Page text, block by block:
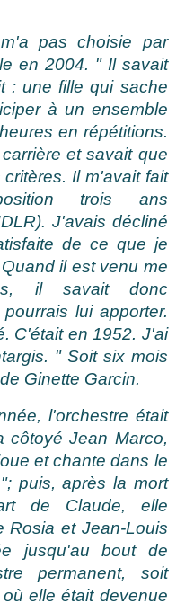
pas choisie par
en 2004. " Il savait
: une fille qui sache
à un ensemble
en répétitions.
et savait que
Il m'avait fait
trois ans
J'avais décliné
de ce que je
il est venu me
il savait donc
lui apporter.
C'était en 1952. J'ai
" Soit six mois
Ginette Garcin.
l'orchestre était
Jean Marco,
et chante dans le
puis, après la mort
de Claude, elle
Rosia et Jean-Louis
jusqu'au bout de
permanent, soit
elle était devenue